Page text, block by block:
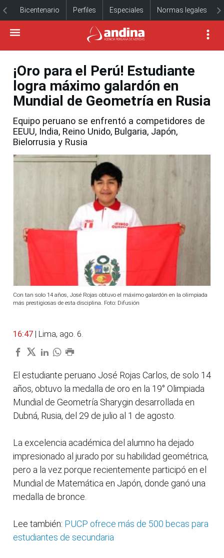
Bicentenario Perfiles Especiales Normas legales
¡Oro para el Perú! Estudiante
logra máximo galardón en
Mundial de Geometría en Rusia
Equipo peruano se enfrentó a competidores de
EEUU, India, Reino Unido, Bulgaria, Japón,
Bielorrusia y Rusia
Con tan solo 14 años, José Rojas obtuvo el máximo galardón en la olimpiada
más prestigiosas de esta disciplina. Foto: Difusión
16:47 | Lima, ago. 6.
El estudiante peruano José Rojas Carlos, de solo 14
años, obtuvo la medalla de oro en la 19° Olimpiada
Mundial de Geometría Sharygin desarrollada en
Dubná, Rusia, del 29 de julio al 1 de agosto.
La excelencia académica del alumno ha dejado
impresionado al jurado por su habilidad geométrica,
pero a la vez porque recientemente participó en el
Mundial de Matemática en Japón, donde ganó una
medalla de bronce.
Lee también: PUCP ofrece más de 500 becas para
estudiantes de secundaria